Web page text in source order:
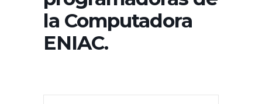
la Computadora
ENIAC.